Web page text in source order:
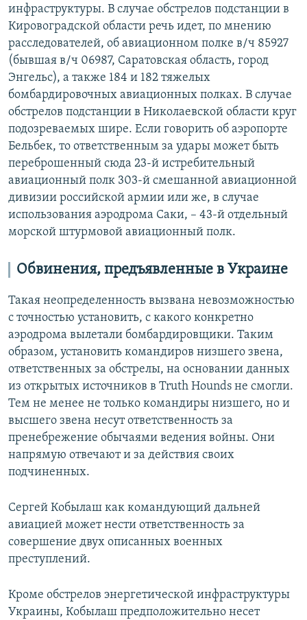
инфраструктуры. В случае обстрелов подстанции в
Кировоградской области речь идет, по мнению
расследователей, об авиационном полке в/ч 85927
(бывшая в/ч 06987, Саратовская область, город
Энгельс), а также 184 и 182 тяжелых
бомбардировочных авиационных полках. В случае
обстрелов подстанции в Николаевской области круг
подозреваемых шире. Если говорить об аэропорте
Бельбек, то ответственным за удары может быть
переброшенный сюда 23-й истребительный
авиационный полк 303-й смешанной авиационной
дивизии российской армии или же, в случае
использования аэродрома Саки, – 43-й отдельный
морской штурмовой авиационный полк.
Обвинения, предъявленные в Украине
Такая неопределенность вызвана невозможностью
с точностью установить, с какого конкретно
аэродрома вылетали бомбардировщики. Таким
образом, установить командиров низшего звена,
ответственных за обстрелы, на основании данных
из открытых источников в Truth Hounds не смогли.
Тем не менее не только командиры низшего, но и
высшего звена несут ответственность за
пренебрежение обычаями ведения войны. Они
напрямую отвечают и за действия своих
подчиненных.
Сергей Кобылаш как командующий дальней
авиацией может нести ответственность за
совершение двух описанных военных
преступлений.
Кроме обстрелов энергетической инфраструктуры
Украины, Кобылаш предположительно несет